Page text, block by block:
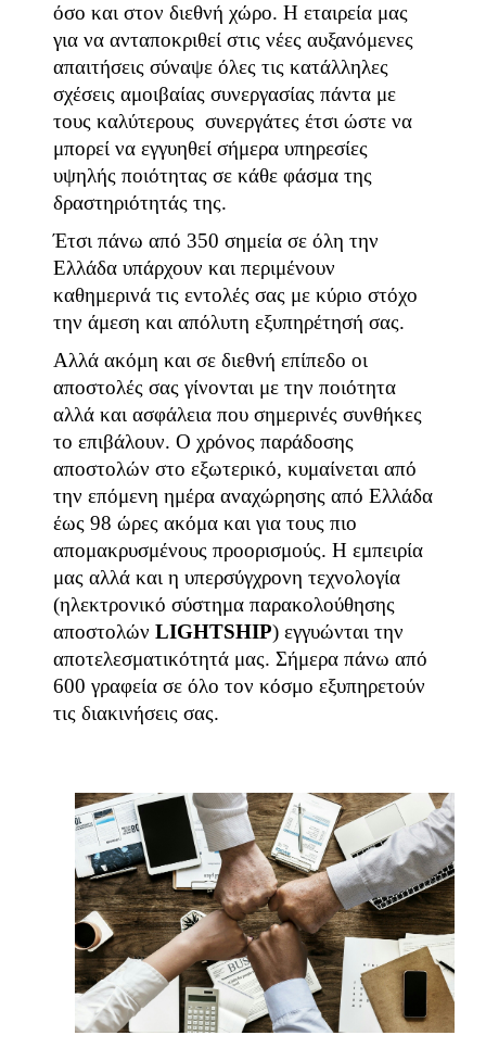
όσο και στον διεθνή χώρο. Η εταιρεία μας
για να ανταποκριθεί στις νέες αυξανόμενες
απαιτήσεις σύναψε όλες τις κατάλληλες
σχέσεις αμοιβαίας συνεργασίας πάντα με
τους καλύτερους συνεργάτες έτσι ώστε να
μπορεί να εγγυηθεί σήμερα υπηρεσίες
υψηλής ποιότητας σε κάθε φάσμα της
δραστηριότητάς της.
Έτσι πάνω από 350 σημεία σε όλη την
Ελλάδα υπάρχουν και περιμένουν
καθημερινά τις εντολές σας με κύριο στόχο
την άμεση και απόλυτη εξυπηρέτησή σας.
Αλλά ακόμη και σε διεθνή επίπεδο οι
αποστολές σας γίνονται με την ποιότητα
αλλά και ασφάλεια που σημερινές συνθήκες
το επιβάλουν. Ο χρόνος παράδοσης
αποστολών στο εξωτερικό, κυμαίνεται από
την επόμενη ημέρα αναχώρησης από Ελλάδα
έως 98 ώρες ακόμα και για τους πιο
απομακρυσμένους προορισμούς. Η εμπειρία
μας αλλά και η υπερσύγχρονη τεχνολογία
(ηλεκτρονικό σύστημα παρακολούθησης
αποστολών LIGHTSHIP) εγγυώνται την
αποτελεσματικότητά μας. Σήμερα πάνω από
600 γραφεία σε όλο τον κόσμο εξυπηρετούν
τις διακινήσεις σας.